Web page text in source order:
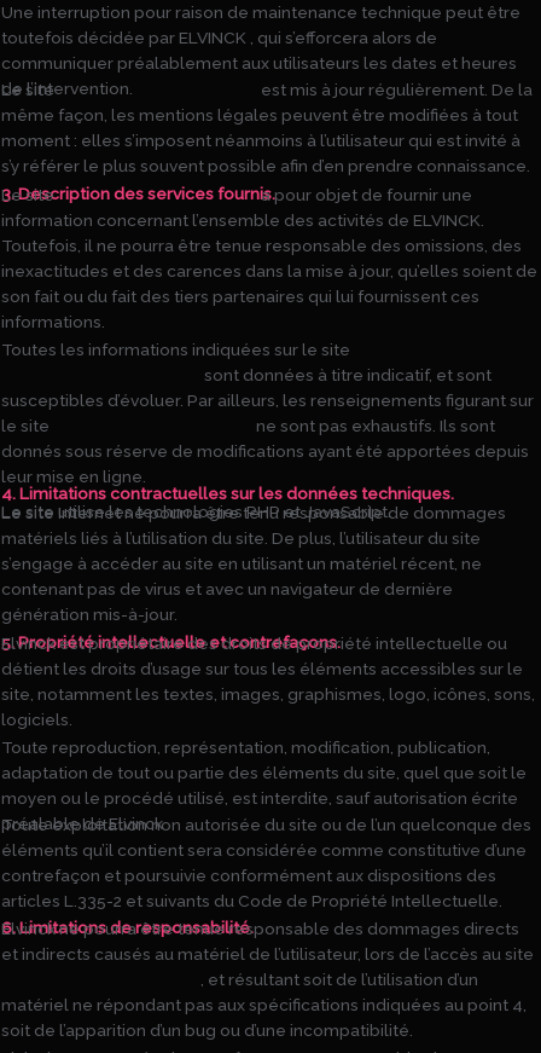
Une interruption pour raison de maintenance technique peut être
toutefois décidée par ELVINCK , qui s’efforcera alors de
communiquer préalablement aux utilisateurs les dates et heures
de l’intervention.
Le sitehttps://www.elvinck.com
est mis à jour régulièrement. De la
même façon, les mentions légales peuvent être modifiées à tout
moment : elles s’imposent néanmoins à l’utilisateur qui est invité à
s’y référer le plus souvent possible afin d’en prendre connaissance.
3. Description des services fournis.
Le sitehttps://www.elvinck.coma pour objet de fournir une
information concernant l’ensemble des activités de ELVINCK.
Toutefois, il ne pourra être tenue responsable des omissions, des
inexactitudes et des carences dans la mise à jour, qu’elles soient de
son fait ou du fait des tiers partenaires qui lui fournissent ces
informations.
Toutes les informations indiquées sur le site
sont données à titre indicatif, et sont
susceptibles d’évoluer. Par ailleurs, les renseignements figurant sur
le site
ne sont pas exhaustifs. Ils sont
donnés sous réserve de modifications ayant été apportées depuis
leur mise en ligne.
4. Limitations contractuelles sur les données techniques.
Le site utilise les technologies PHP et JavaScript.
Le site Internet ne pourra être tenu responsable de dommages
matériels liés à l’utilisation du site. De plus, l’utilisateur du site
s’engage à accéder au site en utilisant un matériel récent, ne
contenant pas de virus et avec un navigateur de dernière
génération mis-à-jour.
5. Propriété intellectuelle et contrefaçons.
Elvinck est propriétaire des droits de propriété intellectuelle ou
détient les droits d’usage sur tous les éléments accessibles sur le
site, notamment les textes, images, graphismes, logo, icônes, sons,
logiciels.
Toute reproduction, représentation, modification, publication,
adaptation de tout ou partie des éléments du site, quel que soit le
moyen ou le procédé utilisé, est interdite, sauf autorisation écrite
préalable de Elvinck
Toute exploitation non autorisée du site ou de l’un quelconque des
éléments qu’il contient sera considérée comme constitutive d’une
contrefaçon et poursuivie conformément aux dispositions des
articles L.335-2 et suivants du Code de Propriété Intellectuelle.
6. Limitations de responsabilité.
Elvinck ne pourra être tenue responsable des dommages directs
et indirects causés au matériel de l’utilisateur, lors de l’accès au site
, et résultant soit de l’utilisation d’un
matériel ne répondant pas aux spécifications indiquées au point 4,
soit de l’apparition d’un bug ou d’une incompatibilité.